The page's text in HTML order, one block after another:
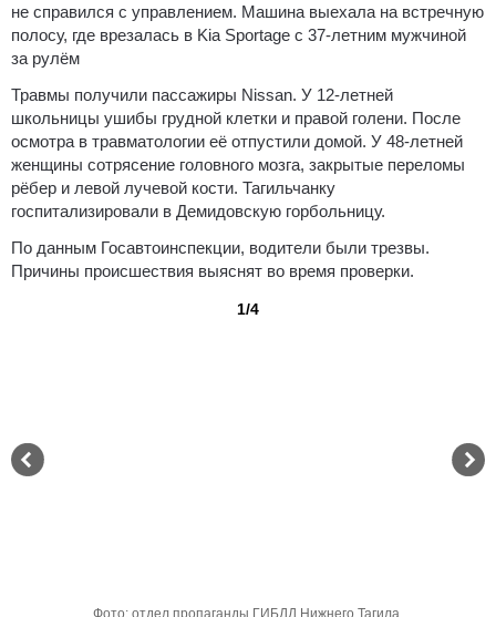
не справился с управлением. Машина выехала на встречную
полосу, где врезалась в Kia Sportage с 37-летним мужчиной
за рулём
Травмы получили пассажиры Nissan. У 12-летней
школьницы ушибы грудной клетки и правой голени. После
осмотра в травматологии её отпустили домой. У 48-летней
женщины сотрясение головного мозга, закрытые переломы
рёбер и левой лучевой кости. Тагильчанку
госпитализировали в Демидовскую горбольницу.
По данным Госавтоинспекции, водители были трезвы.
Причины происшествия выяснят во время проверки.
1/4
Фото: отдел пропаганды ГИБДД Нижнего Тагила